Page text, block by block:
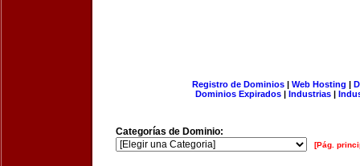
Registro de Dominios| Web Hosting |
Dominios Expirados | Industrias |
Categorías de Dominio:
[Pág.